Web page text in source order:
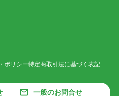
ポリシー特定商取引法に基づく表記
一般のお問合せ